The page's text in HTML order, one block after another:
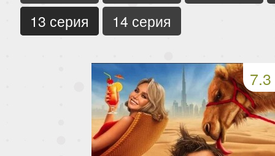
13 серия
14 серия
7.3